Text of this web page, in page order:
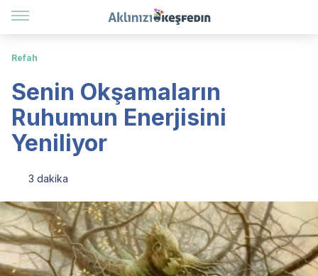
Refah
Senin Okşamaların
Ruhumun Enerjisini
Yeniliyor
3 dakika